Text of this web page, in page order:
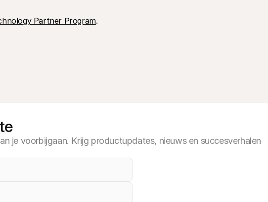
Partner Program.
je voorbijgaan. Krijg productupdates, nieuws en succesverhalen